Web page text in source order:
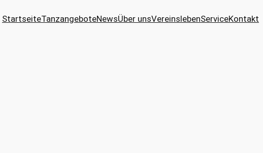
StartseiteTanzangeboteNewsÜber unsVereinslebenServiceKontakt